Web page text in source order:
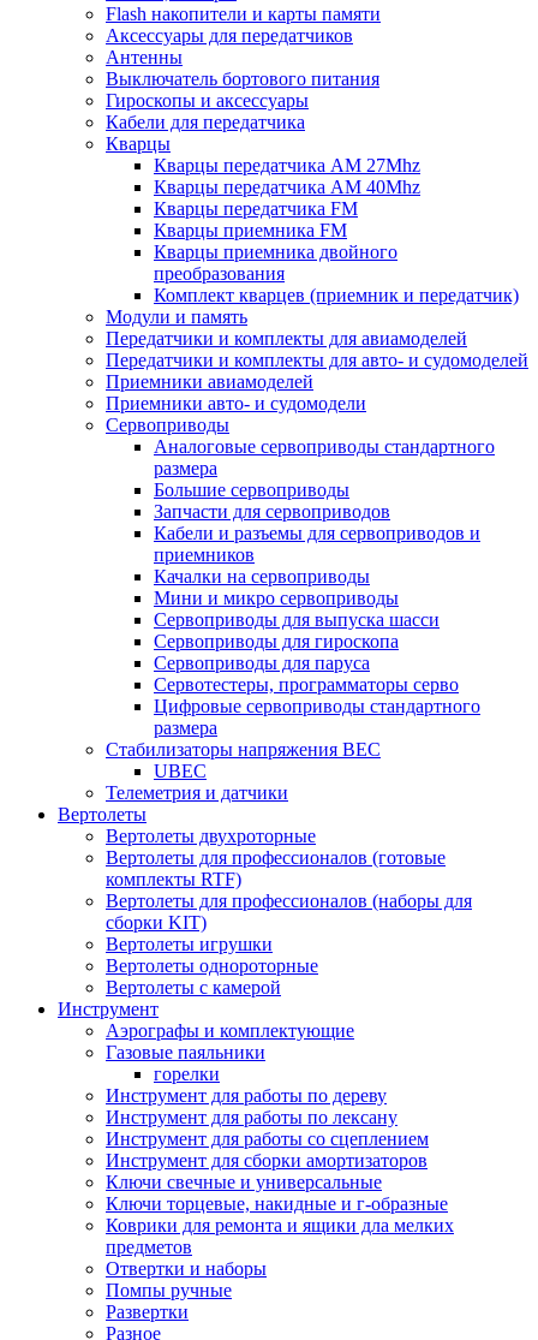
Flash накопители и карты памяти
Аксессуары для передатчиков
Антенны
Выключатель бортового питания
Гироскопы и аксессуары
Кабели для передатчика
Кварцы
Кварцы передатчика AM 27Mhz
Кварцы передатчика AM 40Mhz
Кварцы передатчика FM
Кварцы приемника FM
Кварцы приемника двойного
преобразования
Комплект кварцев (приемник и передатчик)
Модули и память
Передатчики и комплекты для авиамоделей
Передатчики и комплекты для авто- и судомоделей
Приемники авиамоделей
Приемники авто- и судомодели
Сервоприводы
Аналоговые сервоприводы стандартного
размера
Большие сервоприводы
Запчасти для сервоприводов
Кабели и разъемы для сервоприводов и
приемников
Качалки на сервоприводы
Мини и микро сервоприводы
Сервоприводы для выпуска шасси
Сервоприводы для гироскопа
Сервоприводы для паруса
Сервотестеры, программаторы серво
Цифровые сервоприводы стандартного
размера
Стабилизаторы напряжения BEC
UBEC
Телеметрия и датчики
Вертолеты
Вертолеты двухроторные
Вертолеты для профессионалов (готовые
комплекты RTF)
Вертолеты для профессионалов (наборы для
сборки KIT)
Вертолеты игрушки
Вертолеты однороторные
Вертолеты с камерой
Инструмент
Аэрографы и комплектующие
Газовые паяльники
горелки
Инструмент для работы по дереву
Инструмент для работы по лексану
Инструмент для работы со сцеплением
Инструмент для сборки амортизаторов
Ключи свечные и универсальные
Ключи торцевые, накидные и г-образные
Коврики для ремонта и ящики дла мелких
предметов
Отвертки и наборы
Помпы ручные
Развертки
Разное